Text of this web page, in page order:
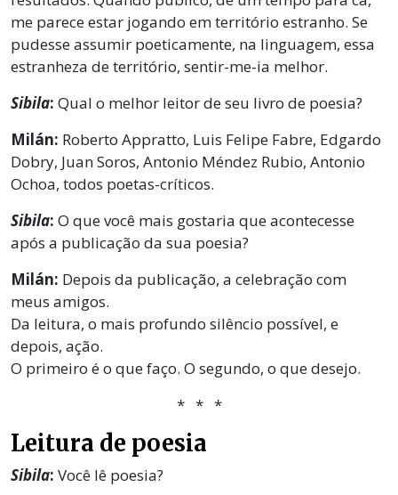
me parece estar jogando em território estranho. Se
pudesse assumir poeticamente, na linguagem, essa
estranheza de território, sentir-me-ia melhor.
Sibila: Qual o melhor leitor de seu livro de poesia?
Milán: Roberto Appratto, Luis Felipe Fabre, Edgardo
Dobry, Juan Soros, Antonio Méndez Rubio, Antonio
Ochoa, todos poetas-críticos.
Sibila: O que você mais gostaria que acontecesse
após a publicação da sua poesia?
Milán: Depois da publicação, a celebração com
meus amigos.
Da leitura, o mais profundo silêncio possível, e
depois, ação.
O primeiro é o que faço. O segundo, o que desejo.
* * *
Leitura de poesia
Sibila: Você lê poesia?